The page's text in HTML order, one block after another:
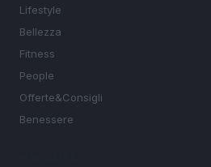
Lifestyle
Bellezza
Fitness
People
Offerte&Consigli
Benessere